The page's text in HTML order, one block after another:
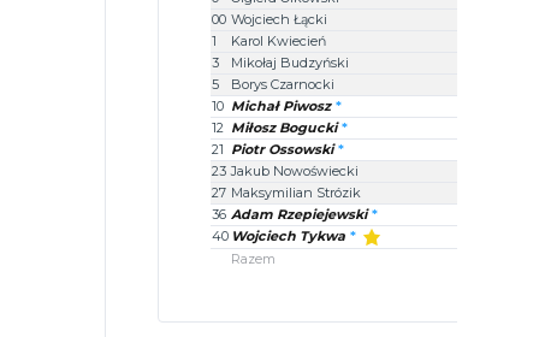
00 Wojciech Łącki
1
Karol Kwiecień
3
Mikołaj Budzyński
5
Borys Czarnocki
10 Michał Piwosz
12 Miłosz Bogucki
21 Piotr Ossowski
23 Jakub Nowoświecki
27 Maksymilian Strózik
36 Adam Rzepiejewski
40 Wojciech Tykwa
Razem